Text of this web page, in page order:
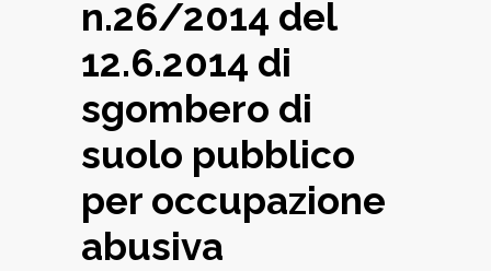
n.26/2014 del
12.6.2014 di
sgombero di
suolo pubblico
per occupazione
abusiva